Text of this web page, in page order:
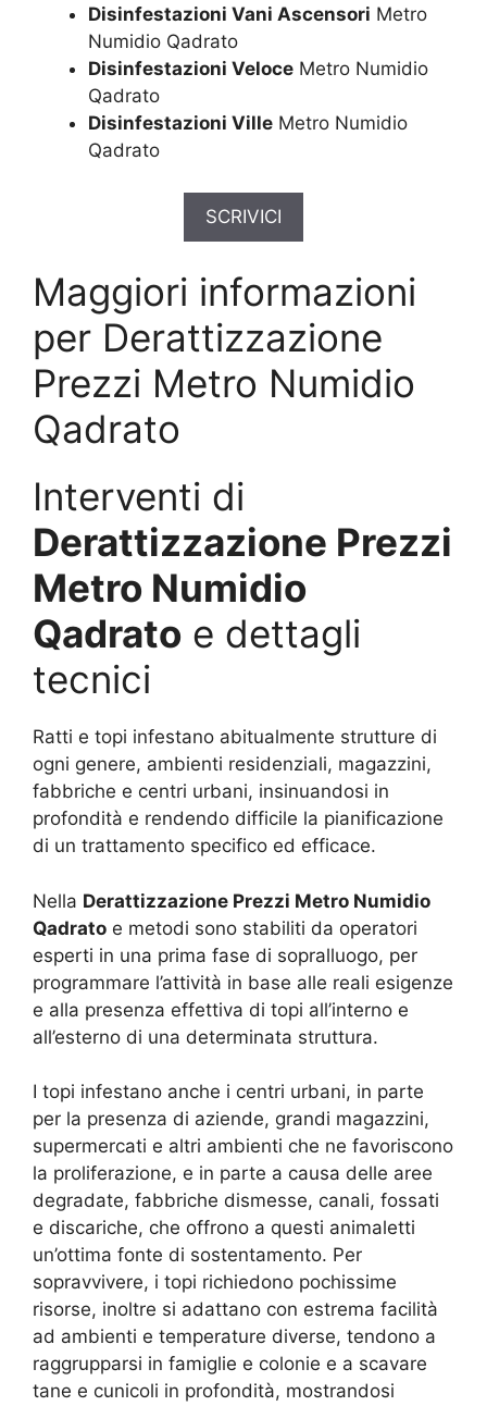
Disinfestazioni Vani Ascensori Metro
Numidio Qadrato
Disinfestazioni Veloce Metro Numidio
Qadrato
Disinfestazioni Ville Metro Numidio
Qadrato
SCRIVICI
Maggiori informazioni
per Derattizzazione
Prezzi Metro Numidio
Qadrato
Interventi di
Derattizzazione Prezzi
Metro Numidio
Qadrato e dettagli
tecnici
Ratti e topi infestano abitualmente strutture di
ogni genere, ambienti residenziali, magazzini,
fabbriche e centri urbani, insinuandosi in
profondità e rendendo difficile la pianificazione
di un trattamento specifico ed efficace.
Nella Derattizzazione Prezzi Metro Numidio
Qadrato e metodi sono stabiliti da operatori
esperti in una prima fase di sopralluogo, per
programmare l’attività in base alle reali esigenze
e alla presenza effettiva di topi all’interno e
all’esterno di una determinata struttura.
I topi infestano anche i centri urbani, in parte
per la presenza di aziende, grandi magazzini,
supermercati e altri ambienti che ne favoriscono
la proliferazione, e in parte a causa delle aree
degradate, fabbriche dismesse, canali, fossati
e discariche, che offrono a questi animaletti
un’ottima fonte di sostentamento. Per
sopravvivere, i topi richiedono pochissime
risorse, inoltre si adattano con estrema facilità
ad ambienti e temperature diverse, tendono a
raggrupparsi in famiglie e colonie e a scavare
tane e cunicoli in profondità, mostrandosi